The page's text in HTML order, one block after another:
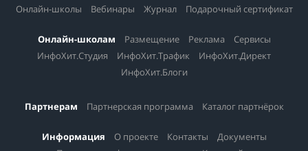
Онлайн-школы
Вебинары Журнал Подарочный сертификат
Онлайн-школам Размещение Реклама
Сервисы
ИнфоХит.Студия
ИнфоХит.Трафик
ИнфоХит.Директ
ИнфоХит.Блоги
Партнерам Партнерская программа Каталог партнёрок
Информация О проекте Контакты
Документы